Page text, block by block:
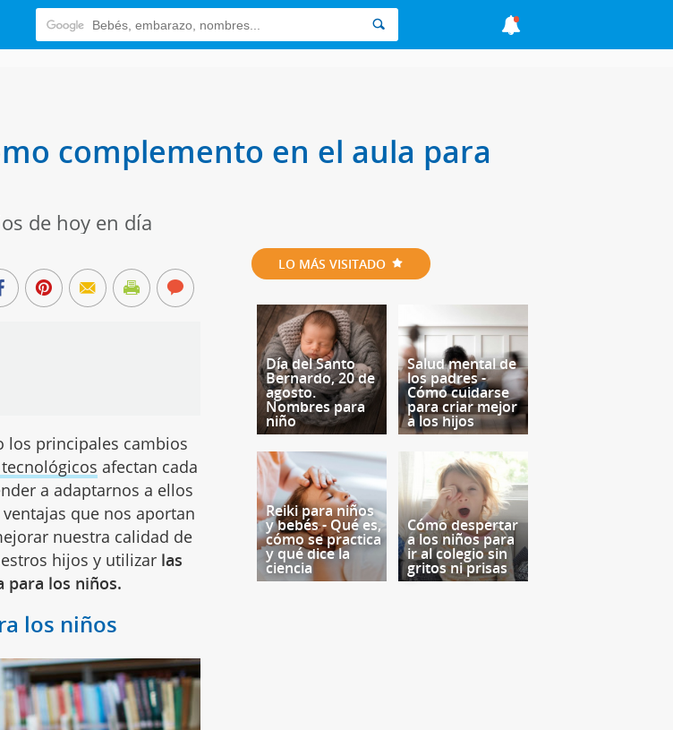
complemento en el aula para
de hoy en día
los principales cambios
afectan cada
a adaptarnos a ellos
que nos aportan
nuestra calidad de
hijos y utilizar las
para los niños.
los niños
LO MÁS VISITADO
Día del Santo
Bernardo, 20 de
agosto.
Nombres para
niño
Salud mental de
los padres -
Cómo cuidarse
para criar mejor
a los hijos
Reiki para niños
y bebés - Qué es,
cómo se practica
y qué dice la
ciencia
Cómo despertar
a los niños para
ir al colegio sin
gritos ni prisas